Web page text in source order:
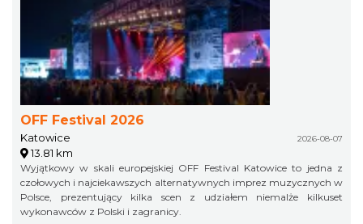
OFF Festival 2026
Katowice 2026-08-07
13.81 km
Wyjątkowy w skali europejskiej OFF Festival Katowice to jedna z
czołowych i najciekawszych alternatywnych imprez muzycznych w
Polsce, prezentujący kilka scen z udziałem niemalże kilkuset
wykonawców z Polski i zagranicy.